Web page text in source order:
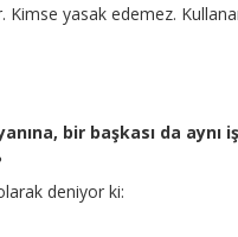
Kimse yasak edemez.
bir başkası da
deniyor ki: